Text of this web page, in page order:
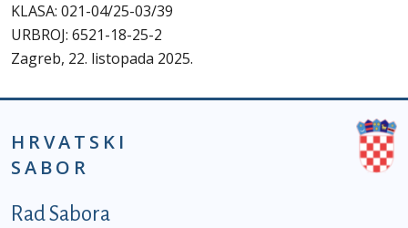
KLASA: 021-04/25-03/39
URBROJ: 6521-18-25-2
Zagreb, 22. listopada 2025.
HRVATSKI
SABOR
Podnožje prvi izbornik
Rad Sabora